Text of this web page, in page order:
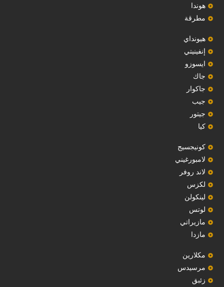
هوندا
مطرقة
هيونداي
إنفينيتي
‏ايسوزو‏
‏جاك‏
جاكوار
جيب
‏جيتور‏
كيا
‏كونيجسيج‏
لامبورغيني
لاند روفر
لكزس
لينكولن
‏لوتس‏
مازيراتي
مازدا
مكلارين
مرسيدس
‏زئبق‏